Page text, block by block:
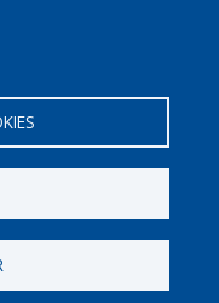
Protecció de dades
perPerception